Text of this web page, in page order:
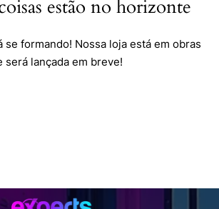
estão no horizonte
se formando! Nossa loja está em obras
será lançada em breve!